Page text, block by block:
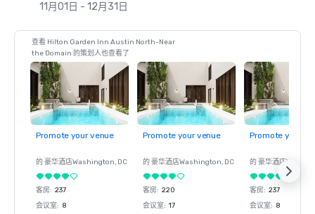
11月01日 - 12月31日
查看 Hilton Garden Inn Austin North-Near
the Domain 的策划人也查看了
Promote your venue
的 豪华酒店Washington, DC
客房: 237
会议室: 8
Promote your venue
的 豪华酒店Washington, DC
客房: 220
会议室: 17
Promote your
的 豪华酒店
客房: 237
会议室: 8